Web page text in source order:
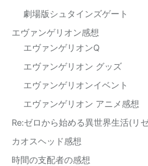
劇場版シュタインズゲート
エヴァンゲリオン感想
エヴァンゲリオンQ
エヴァンゲリオン グッズ
エヴァンゲリオンイベント
エヴァンゲリオン アニメ感想
Re:ゼロから始める異世界生活(リ
カオスヘッド感想
時間の支配者の感想